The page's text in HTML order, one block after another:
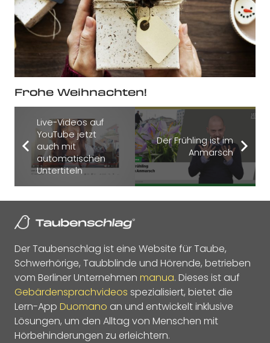
Frohe Weihnachten!
Live-Videos auf
YouTube jetzt
auch mit
automatischen
Untertiteln
Der Frühling ist im
Anmarsch
Der Taubenschlag ist eine Website für Taube,
Schwerhörige, Taubblinde und Hörende, betrieben
vom Berliner Unternehmen manua. Dieses ist auf
Gebärdensprachvideos spezialisiert, bietet die
Lern-App Duomano an und entwickelt inklusive
Lösungen, um den Alltag von Menschen mit
Hörbehinderungen zu erleichtern.